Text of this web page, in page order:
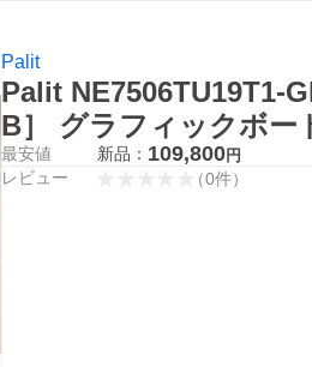
Palit
Palit NE7506TU19T1-
B］ グラフィックボー
最安値 新品： 109,800円
レビュー （0件）